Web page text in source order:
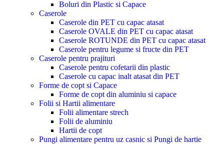
Boluri din Plastic si Capace
Caserole
Caserole din PET cu capac atasat
Caserole OVALE din PET cu capac atasat
Caserole ROTUNDE din PET cu capac atasat
Caserole pentru legume si fructe din PET
Caserole pentru prajituri
Caserole pentru cofetarii din plastic
Caserole cu capac inalt atasat din PET
Forme de copt si Capace
Forme de copt din aluminiu si capace
Folii si Hartii alimentare
Folii alimentare strech
Folii de aluminiu
Hartii de copt
Pungi alimentare pentru uz casnic si Pungi de hartie